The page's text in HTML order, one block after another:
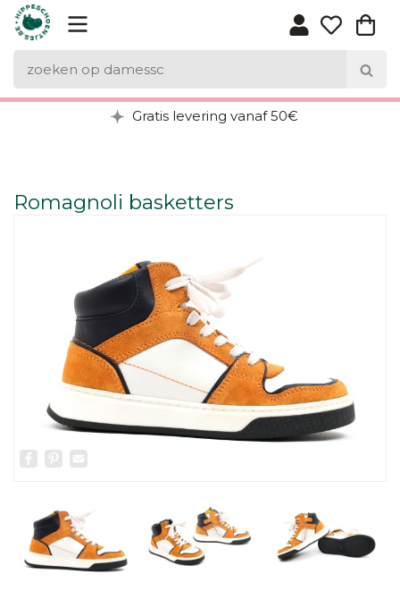
Gratis levering vanaf 50€
Romagnoli basketters
Facebook
Pinterest